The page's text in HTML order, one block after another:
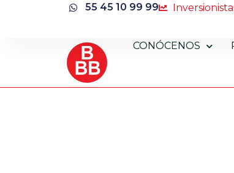
55 45 10 99 99
CONÓCENOS